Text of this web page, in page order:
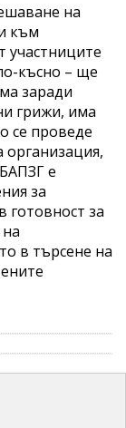
на
към
участниците
късно – ще
заради
грижи, има
се проведе
организация,
е
за
готовност за
в търсене на